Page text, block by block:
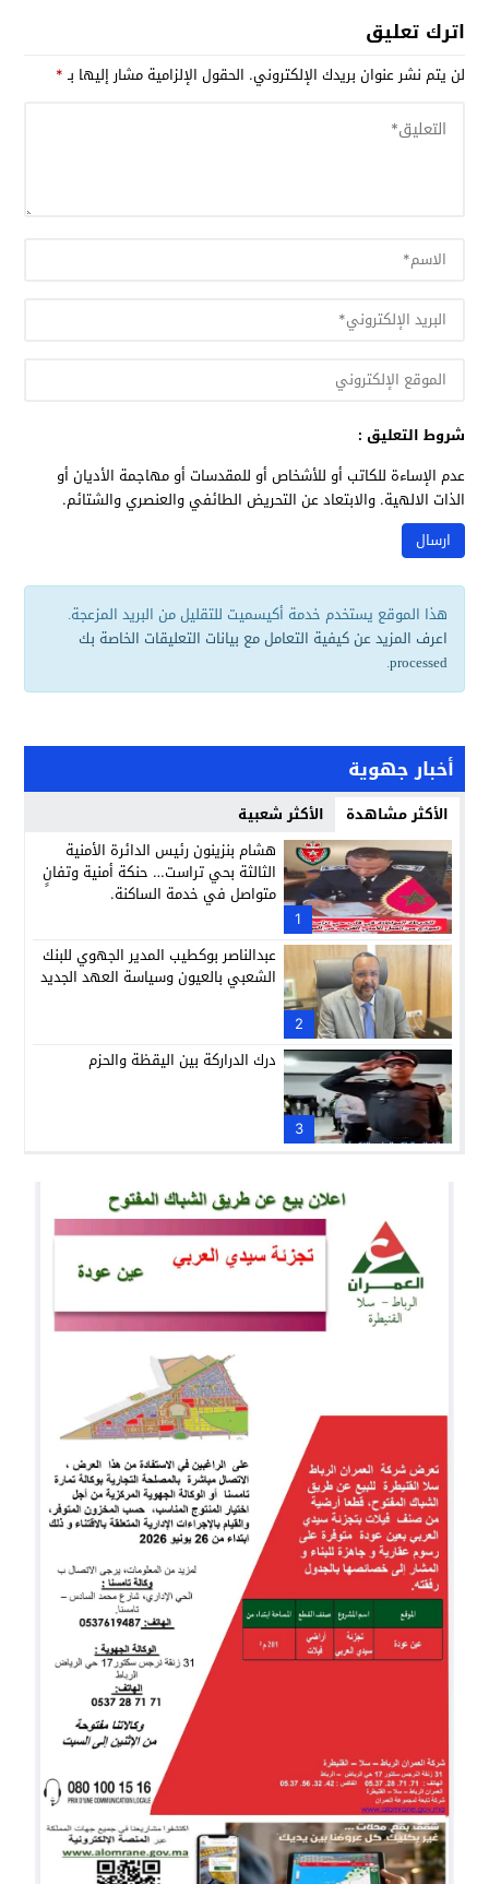
اترك تعليق
لن يتم نشر عنوان بريدك الإلكتروني. الحقول الإلزامية مشار إليها بـ*
شروط التعليق :
عدم الإساءة للكاتب أو للأشخاص أو للمقدسات أو مهاجمة الأديان أو
الذات الالهية. والابتعاد عن التحريض الطائفي والعنصري والشتائم.
هذا الموقع يستخدم خدمة أكيسميت للتقليل من البريد المزعجة.
اعرف المزيد عن كيفية التعامل مع بيانات التعليقات الخاصة بك
processed
.
أخبار جهوية
الأكثر مشاهدة الأكثر شعبية
1
هشام بنزينون رئيس الدائرة الأمنية
الثالثة بحي تراست… حنكة أمنية وتفانٍ
متواصل في خدمة الساكنة.
2
عبدالناصر بوكطيب المدير الجهوي للبنك
الشعبي بالعيون وسياسة العهد الجديد
3
درك الدراركة بين اليقظة والحزم